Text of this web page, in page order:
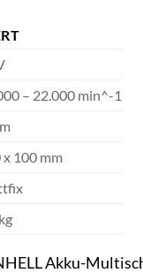
– 22.000 min^-1
x 100 mm
Akku-